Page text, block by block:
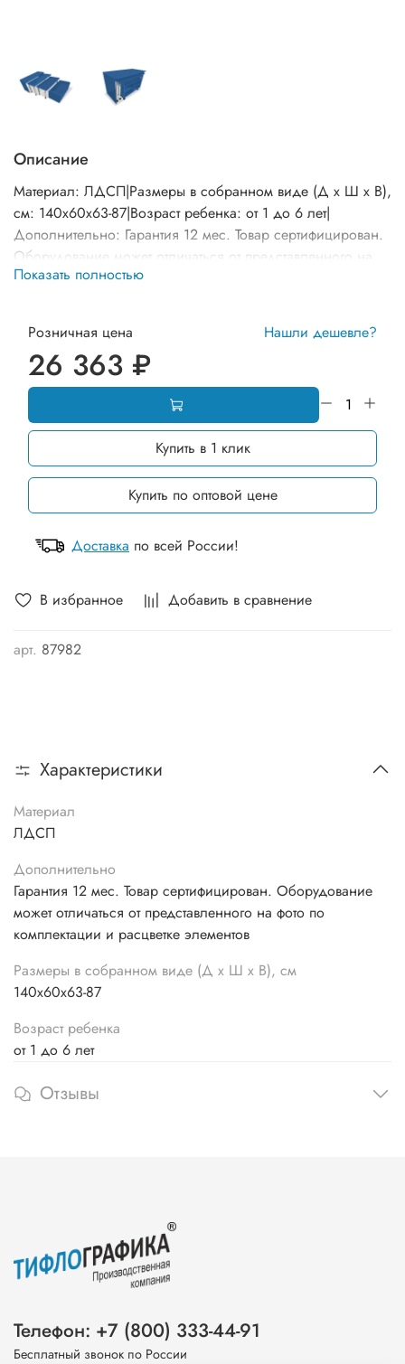
В избранное Добавить в сравнение
арт. 87982
Описание
Материал: ЛДСП|Размеры в собранном виде (Д х Ш х В),
см: 140х60х63-87|Возраст ребенка: от 1 до 6 лет|
Дополнительно: Гарантия 12 мес. Товар сертифицирован.
Оборудование может отличаться от представленного на
фото по комплектации и расцветке элементов
Показать полностью
Розничная цена Нашли дешевле?
26 363 ₽
Купить в 1 клик
Купить по оптовой цене
Доставка по всей России!
Характеристики
Материал
ЛДСП
Дополнительно
Гарантия 12 мес. Товар сертифицирован. Оборудование
может отличаться от представленного на фото по
комплектации и расцветке элементов
Размеры в собранном виде (Д х Ш х В), см
140х60х63-87
Возраст ребенка
от 1 до 6 лет
Отзывы
Телефон: +7 (800) 333-44-91
Бесплатный звонок по России